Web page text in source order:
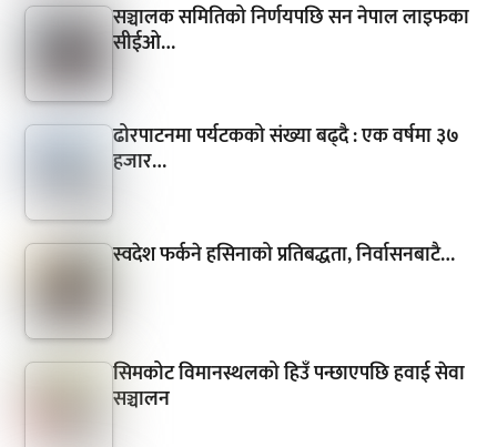
सञ्चालक समितिको निर्णयपछि सन नेपाल लाइफका
सीईओ…
ढोरपाटनमा पर्यटकको संख्या बढ्दै : एक वर्षमा ३७
हजार…
स्वदेश फर्कने हसिनाको प्रतिबद्धता, निर्वासनबाटै…
सिमकोट विमानस्थलको हिउँ पन्छाएपछि हवाई सेवा
सञ्चालन